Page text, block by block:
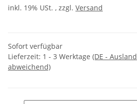
inkl. 19% USt. , zzgl. Versand
Sofort verfügbar
Lieferzeit: 1 - 3 Werktage (DE - Ausland
abweichend)